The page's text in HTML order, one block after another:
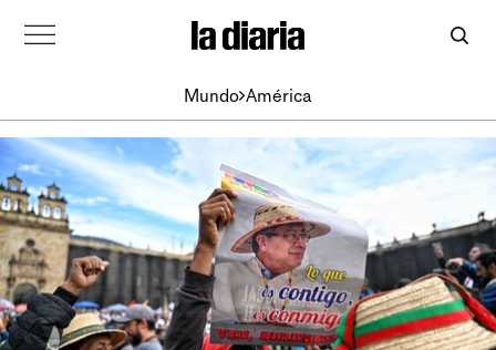
Mundo América